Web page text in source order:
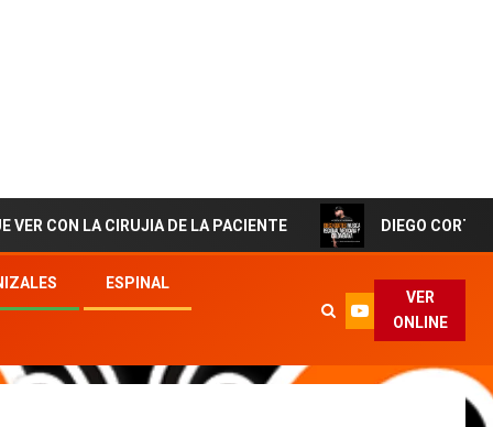
CIRUJIA DE LA PACIENTE DIEGO CORTES El Artista
ESPINAL
VER
ONLINE